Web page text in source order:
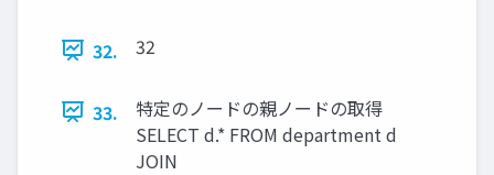
32. 32
33.
特定のノードの親ノードの取得
SELECT d.* FROM department d
JOIN